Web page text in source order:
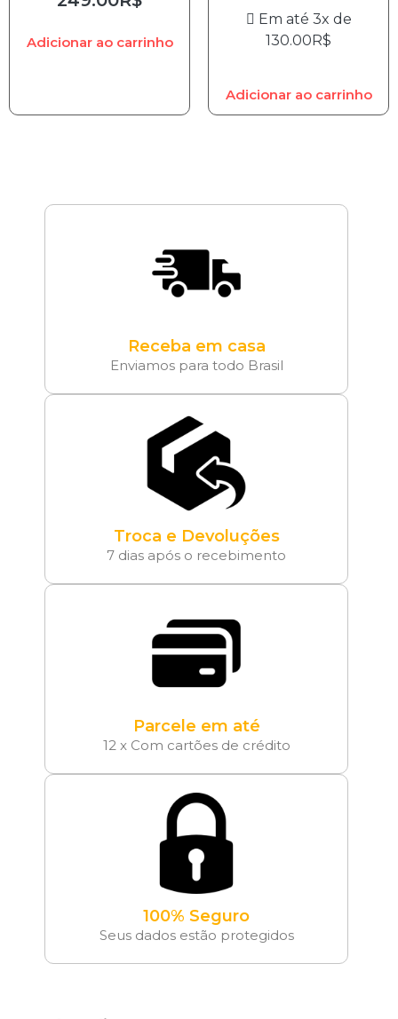
Adicionar ao carrinho
Em até 3x de
130.00R$
Adicionar ao carrinho
Receba em casa
Enviamos para todo Brasil
Troca e Devoluções
7 dias após o recebimento
Parcele em até
12 x Com cartões de crédito
100% Seguro
Seus dados estão protegidos